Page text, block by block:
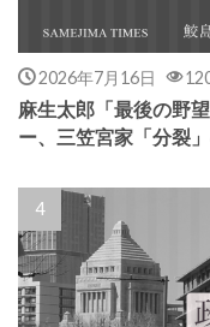
2026年7月16日
麻生太郎「最後の野
ー、三笠宮家「分裂